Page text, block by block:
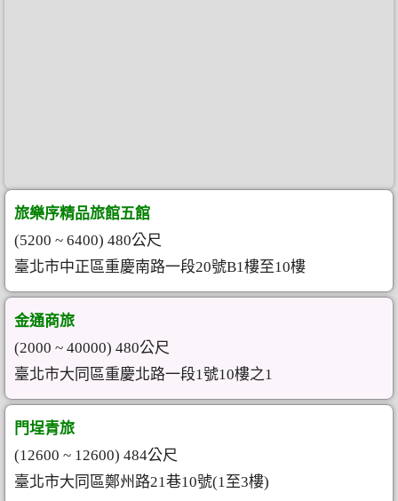
旅樂序精品旅館五館
(5200 ~ 6400) 480公尺
臺北市中正區重慶南路一段20號B1樓至10樓
金通商旅
(2000 ~ 40000) 480公尺
臺北市大同區重慶北路一段1號10樓之1
門埕青旅
(12600 ~ 12600) 484公尺
臺北市大同區鄭州路21巷10號(1至3樓)